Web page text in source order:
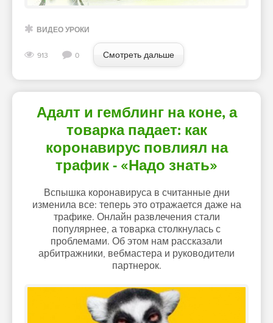
ВИДЕО УРОКИ
913 0 Смотреть дальше
Адалт и гемблинг на коне, а
товарка падает: как
коронавирус повлиял на
трафик - «Надо знать»
Вспышка коронавируса в считанные дни
изменила все: теперь это отражается даже на
трафике. Онлайн развлечения стали
популярнее, а товарка столкнулась с
проблемами. Об этом нам рассказали
арбитражники, вебмастера и руководители
партнерок.